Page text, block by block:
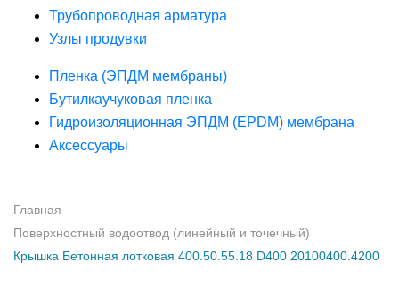
Трубопроводная арматура
Узлы продувки
Пленка (ЭПДМ мембраны)
Бутилкаучуковая пленка
Гидроизоляционная ЭПДМ (EPDM) мембрана
Аксессуары
Главная
Поверхностный водоотвод (линейный и точечный)
Крышка Бетонная лотковая 400.50.55.18 D400 20100400.4200